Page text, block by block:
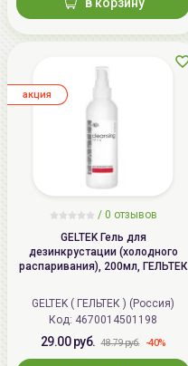
/ 0 отзывов
GELTEK Гель для
дезинкрустации (холодного
распаривания), 200мл, ГЕЛЬТЕК
GELTEK ( ГЕЛЬТЕК ) (Россия)
Код: 4670014501198
29.00 руб. 48.79 руб. -40%
aкция